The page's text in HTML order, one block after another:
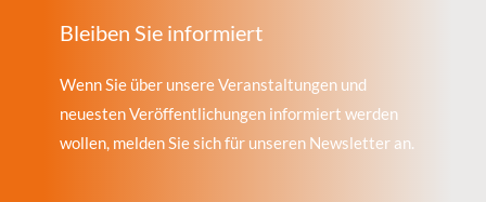
Bleiben Sie informiert
Wenn Sie über unsere Veranstaltungen und
neuesten Veröffentlichungen informiert werden
wollen, melden Sie sich für unseren Newsletter an.